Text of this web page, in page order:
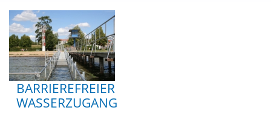
BARRIEREFREIER
WASSERZUGANG